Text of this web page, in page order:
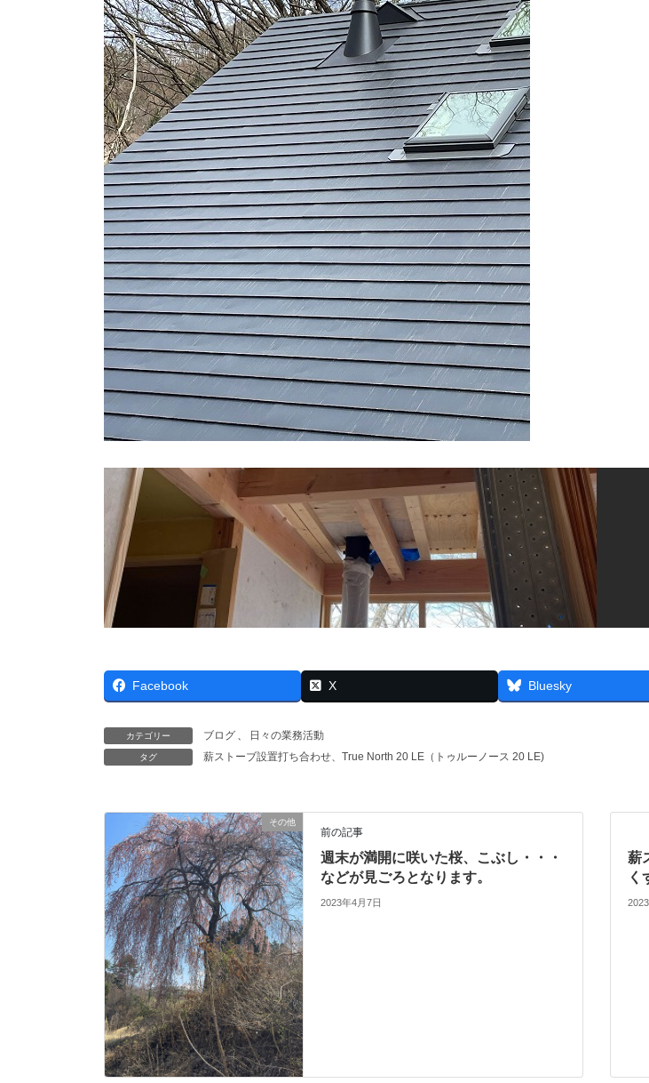
Facebook X Bluesky
カテゴリー ブログ 日々の業務活動
タグ 薪ストーブ設置打ち合わせ、True North 20 LE（トゥルーノース 20 LE)
その他
前の記事
週末が満開に咲いた桜、こぶし・・・
などが見ごろとなります。
2023年4月7日
薪
く